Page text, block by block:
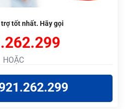
tốt nhất. Hãy gọi
HOẶC